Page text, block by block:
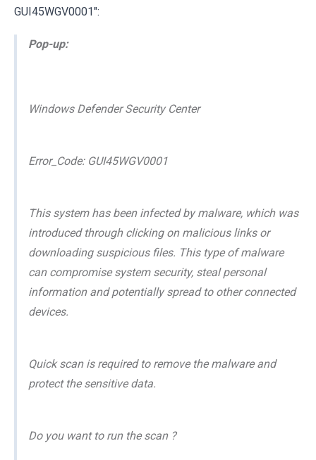
GUI45WGV0001":
Pop-up:
Windows Defender Security Center
Error_Code: GUI45WGV0001
This system has been infected by malware, which was
introduced through clicking on malicious links or
downloading suspicious files. This type of malware
can compromise system security, steal personal
information and potentially spread to other connected
devices.
Quick scan is required to remove the malware and
protect the sensitive data.
Do you want to run the scan ?